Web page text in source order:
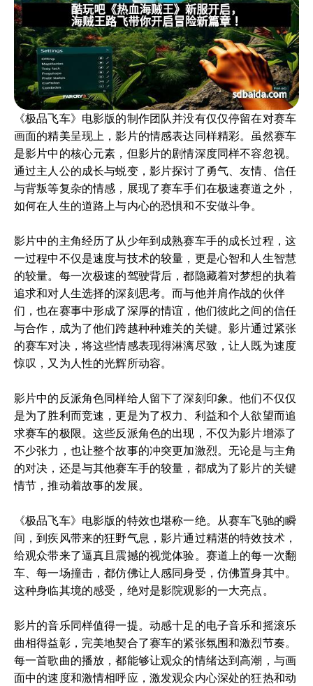
《极品飞车》电影版的制作团队并没有仅仅停留在对赛车
画面的精美呈现上，影片的情感表达同样精彩。虽然赛车
是影片中的核心元素，但影片的剧情深度同样不容忽视。
通过主人公的成长与蜕变，影片探讨了勇气、友情、信任
与背叛等复杂的情感，展现了赛车手们在极速赛道之外，
如何在人生的道路上与内心的恐惧和不安做斗争。
影片中的主角经历了从少年到成熟赛车手的成长过程，这
一过程中不仅是速度与技术的较量，更是心智和人生智慧
的较量。每一次极速的驾驶背后，都隐藏着对梦想的执着
追求和对人生选择的深刻思考。而与他并肩作战的伙伴
们，也在赛事中形成了深厚的情谊，他们彼此之间的信任
与合作，成为了他们跨越种种难关的关键。影片通过紧张
的赛车对决，将这些情感表现得淋漓尽致，让人既为速度
惊叹，又为人性的光辉所动容。
影片中的反派角色同样给人留下了深刻印象。他们不仅仅
是为了胜利而竞速，更是为了权力、利益和个人欲望而追
求赛车的极限。这些反派角色的出现，不仅为影片增添了
不少张力，也让整个故事的冲突更加激烈。无论是与主角
的对决，还是与其他赛车手的较量，都成为了影片的关键
情节，推动着故事的发展。
《极品飞车》电影版的特效也堪称一绝。从赛车飞驰的瞬
间，到疾风带来的狂野气息，影片通过精湛的特效技术，
给观众带来了逼真且震撼的视觉体验。赛道上的每一次翻
车、每一场撞击，都仿佛让人感同身受，仿佛置身其中。
这种身临其境的感受，绝对是影院观影的一大亮点。
影片的音乐同样值得一提。动感十足的电子音乐和摇滚乐
曲相得益彰，完美地契合了赛车的紧张氛围和激烈节奏。
每一首歌曲的播放，都能够让观众的情绪达到高潮，与画
面中的速度和激情相呼应，激发观众内心深处的狂热和动